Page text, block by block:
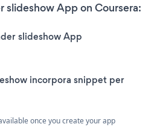
slideshow App on Coursera:
slideshow App
incorpora snippet per
once you create your app